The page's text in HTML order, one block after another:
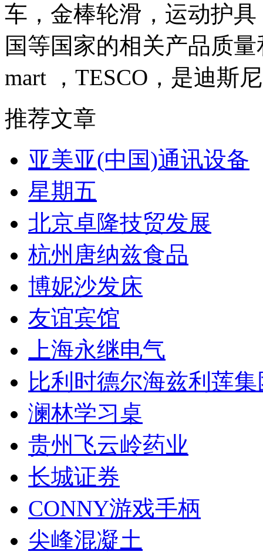
车，金棒轮滑，运动护
国等国家的相关产品质
mart ，TESCO，是迪斯
推荐文章
亚美亚(中国)通讯设备
星期五
北京卓隆技贸发展
杭州唐纳兹食品
博妮沙发床
友谊宾馆
上海永继电气
比利时德尔海兹利莲集
澜林学习桌
贵州飞云岭药业
长城证券
CONNY游戏手柄
尖峰混凝土